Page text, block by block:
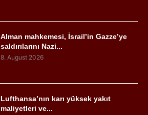
Alman mahkemesi, İsrail’in Gazze’ye
saldırılarını Nazi...
8. August 2026
Lufthansa’nın karı yüksek yakıt
maliyetleri ve...